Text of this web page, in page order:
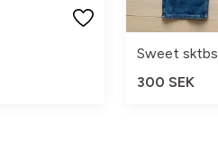
Sweet sktbs
300 SEK